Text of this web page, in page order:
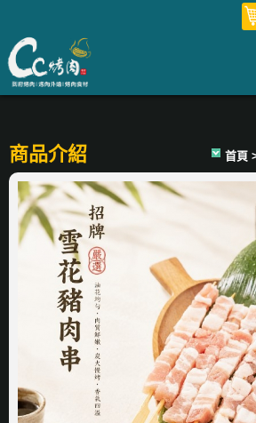
商品介紹 首頁